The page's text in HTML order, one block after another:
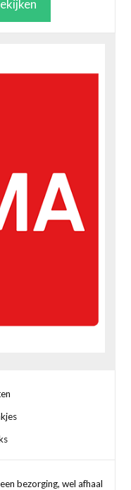
bezorging, wel afhaal